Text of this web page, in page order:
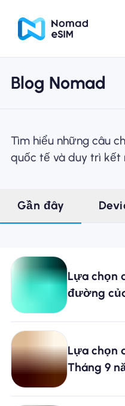
Đăng nhập Đăng
Tại sao eSIM
Sử dụng eSIM
Cho doanh nghiệp
Blog Nomad
Tìm hiểu những câu
quốc tế và duy trì kết
Gần đây
Lựa chọn
đường
Lựa chọn
Tháng 9